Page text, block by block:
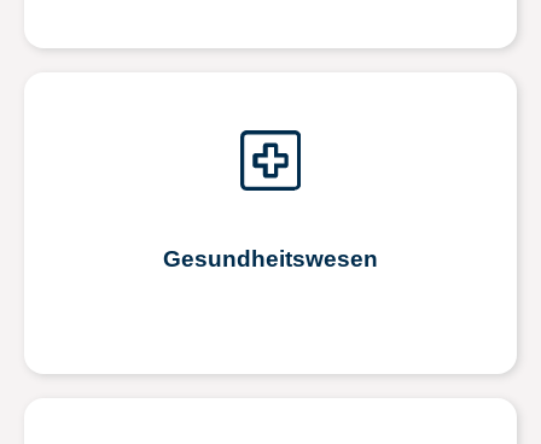
Gesundheitswesen